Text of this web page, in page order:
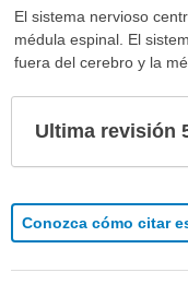
El sistema nervioso
médula espinal. El
fuera del cerebro y la
Ultima revisión
Conozca cómo citar